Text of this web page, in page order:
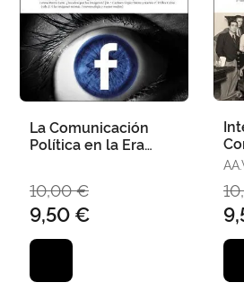
La Comunicación
Política en la Era
10,00 €
9,50 €